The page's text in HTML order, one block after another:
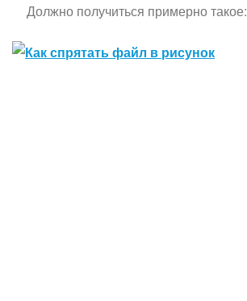
Должно получиться примерно такое: